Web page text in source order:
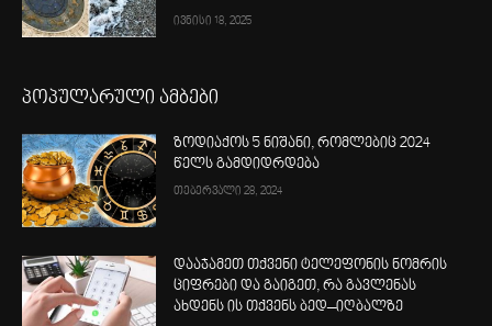
ივნისი 18, 2025
პოპულარული ამბები
ზოდიაქოს 5 ნიშანი, რომლებიც 2024
წელს გამდიდრდება
თებერვალი 28, 2024
დააჯამეთ თქვენი ტელეფონის ნომრის
ციფრები და გაიგეთ, რა გავლენას
ახდენს ის თქვენს ბედ–იღბალზე